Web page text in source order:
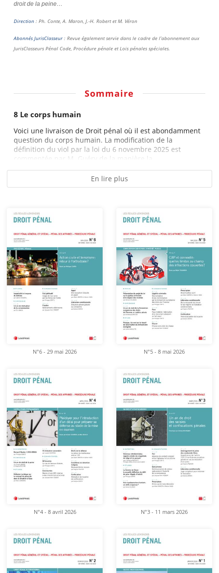
droit de la peine…
Direction : Ph. Conte, A. Maron, J.-H. Robert et M. Véron
Abonnés JurisClasseur : Revue également servie dans le cadre de l’abonnement aux
JurisClasseurs Pénal Code, Procédure pénale et Lois pénales spéciales.
Sommaire
8 Le corps humain
Voici une livraison de Droit pénal où il est abondamment
question du corps humain. La modification de la
définition du viol par la loi du 6 novembre 2025 est
commentée par M. Guéry de la manière la...
En lire plus
N°6 - 29 mai 2026 N°5 - 8 mai 2026
N°4 - 8 avril 2026 N°3 - 11 mars 2026